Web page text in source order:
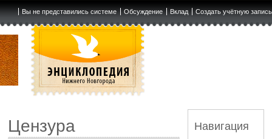
Вы не представились системе Обсуждение Вклад Создать учётную запись
Цензура Навигация